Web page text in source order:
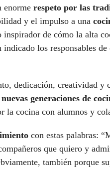
enorme respeto por las
y el impulso a una
inspirador de cómo la alta
los responsables de
dedicación, creatividad y
generaciones de
la cocina con alumnos y
con estas palabras:
que quiero y
también porque